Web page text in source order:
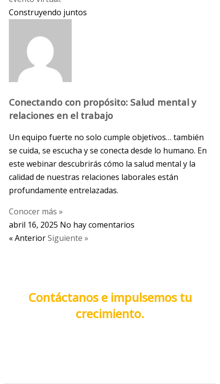
Construyendo juntos
Conectando con propósito: Salud mental y
relaciones en el trabajo
Un equipo fuerte no solo cumple objetivos… también
se cuida, se escucha y se conecta desde lo humano. En
este webinar descubrirás cómo la salud mental y la
calidad de nuestras relaciones laborales están
profundamente entrelazadas.
Conocer más »
abril 16, 2025 No hay comentarios
« AnteriorSiguiente »
Contáctanos e impulsemos tu
crecimiento.